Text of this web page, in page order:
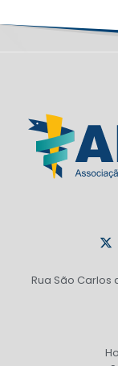
Rua São Carlos